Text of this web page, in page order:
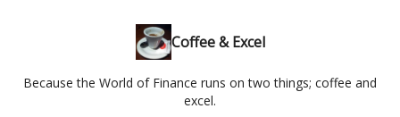
Coffee & Excel
Because the World of Finance runs on two things; coffee and
excel.